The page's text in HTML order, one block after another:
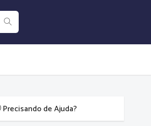
Precisando de Ajuda?